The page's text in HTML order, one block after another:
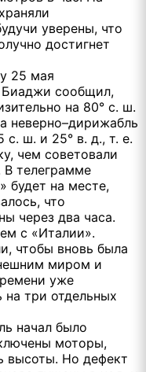
уверены, что
достигнет
25 мая
Биаджи сообщил,
на 80° с. ш.
неверно–дирижабль
с. ш. и 25° в. д., т. е.
чем советовали
В телеграмме
будет на месте,
что
через два часа.
с «Италии».
чтобы вновь была
миром и
уже
на три отдельных
начал было
моторы,
высоты. Но дефект